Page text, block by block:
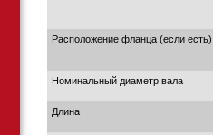
Расположение фланца (если есть)
Номинальный диаметр вала
Длина